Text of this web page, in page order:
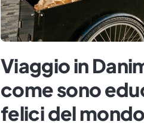
Viaggio in
come sono
felici del mondo